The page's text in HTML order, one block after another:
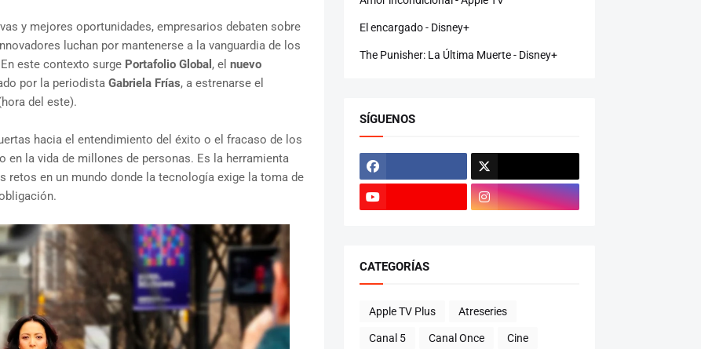
y mejores oportunidades, empresarios debaten sobre
luchan por mantenerse a la vanguardia de los
este contexto surge Portafolio Global , el nuevo
por la periodista Gabriela Frías, a estrenarse el
del este).
hacia el entendimiento del éxito o el fracaso de los
la vida de millones de personas. Es la herramienta
retos en un mundo donde la tecnología exige la toma de
El encargado - Disney+
The Punisher: La Última Muerte - Disney+
SÍGUENOS
CATEGORÍAS
Apple TV Plus Atreseries
Canal 5 Canal Once Cine